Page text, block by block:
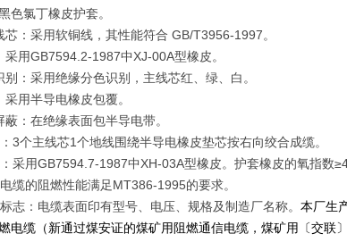
色氯丁橡皮护套。
芯：采用软铜线，其性能符合 GB/T3956-1997。
采用GB7594.2-1987中XJ-00A型橡皮。
别：采用绝缘分色识别，主线芯红、绿、白。
用半导电橡皮包覆。
蔽：在绝缘表面包半导电带。
3个主线芯1个地线围绕半导电橡皮垫芯按右向绞合成缆。
采用GB7594.7-1987中XH-03A型橡皮。护套橡皮的氧指数
缆的阻燃性能满足MT386-1995的要求。
志：电缆表面印有型号、电压、规格及制造厂名称。 本厂生
电缆（新通过煤安证的煤矿用阻燃通信电缆，煤矿用〔交联